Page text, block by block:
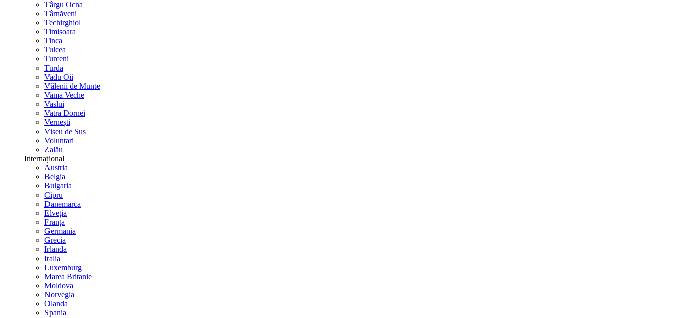
Târgu Ocna
Târnăveni
Techirghiol
Timișoara
Tinca
Tulcea
Turceni
Turda
Vadu Oii
Vălenii de Munte
Vama Veche
Vaslui
Vatra Dornei
Vernești
Vișeu de Sus
Voluntari
Zalău
Internațional
Austria
Belgia
Bulgaria
Cipru
Danemarca
Elveția
Franța
Germania
Grecia
Irlanda
Italia
Luxemburg
Marea Britanie
Moldova
Norvegia
Olanda
Spania